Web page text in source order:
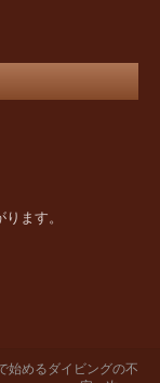
ます。
始めるダイビングの不